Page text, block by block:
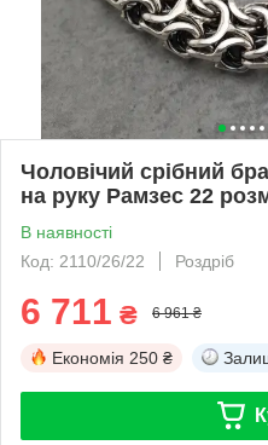
Чоловічий срібний
на руку Рамзес 22
В наявності
Код: 2110/26/22
Роздріб
6 711 ₴ 6 961 ₴
Економія 250 ₴